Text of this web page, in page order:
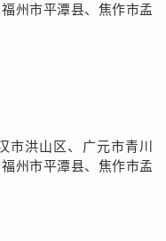
州市平潭县、焦作市孟
市洪山区、广元市青川
州市平潭县、焦作市孟